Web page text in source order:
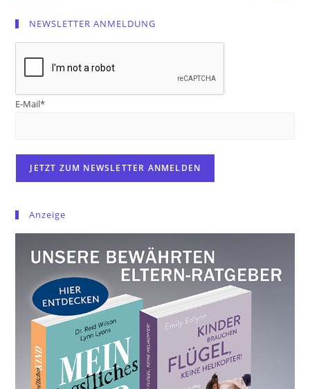
NEWSLETTER ANMELDUNG
E-Mail*
Anzeige